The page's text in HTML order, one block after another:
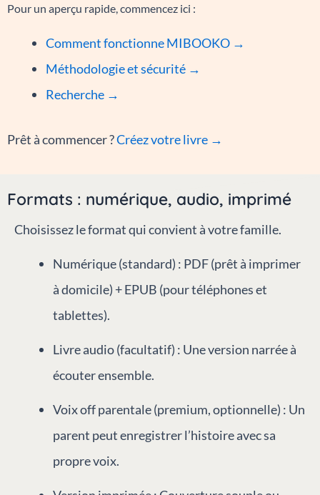
Pour un aperçu rapide, commencez ici :
Comment fonctionne MIBOOKO →
Méthodologie et sécurité →
Recherche →
Prêt à commencer ?Créez votre livre →
Formats : numérique, audio, imprimé
Choisissez le format qui convient à votre famille.
Numérique (standard) : PDF (prêt à imprimer
à domicile) + EPUB (pour téléphones et
tablettes).
Livre audio (facultatif) : Une version narrée à
écouter ensemble.
Voix off parentale (premium, optionnelle) : Un
parent peut enregistrer l’histoire avec sa
propre voix.